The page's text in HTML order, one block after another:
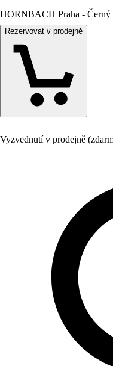
HORNBACH Praha - Černý
Rezervovat v prodejně
Vyzvednutí v prodejně